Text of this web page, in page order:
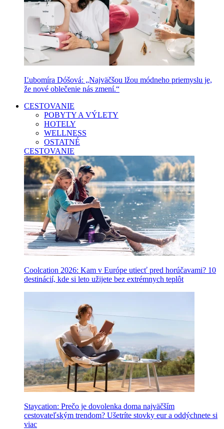
Ľubomíra Dóšová: „Najväčšou lžou módneho priemyslu je,
že nové oblečenie nás zmení.“
CESTOVANIE
POBYTY A VÝLETY
HOTELY
WELLNESS
OSTATNÉ
CESTOVANIE
Coolcation 2026: Kam v Európe utiecť pred horúčavami? 10
destinácií, kde si leto užijete bez extrémnych teplôt
Staycation: Prečo je dovolenka doma najväčším
cestovateľským trendom? Ušetríte stovky eur a oddýchnete si
viac